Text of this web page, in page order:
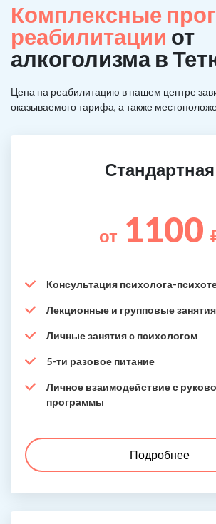
Комплексные
реабилитации от
алкоголизма в
Цена на реабилитацию в нашем центре
оказываемого тарифа, а также
Стандартная
от 1100
Консультация психолога-
Лекционные и групповые занятия
Личные занятия с психологом
5-ти разовое питание
Личное взаимодействие с
программы
Подробнее